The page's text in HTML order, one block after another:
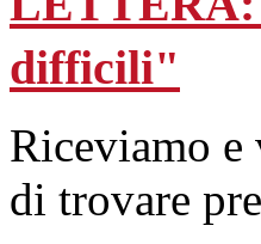
difficili"
Riceviamo
di trovare